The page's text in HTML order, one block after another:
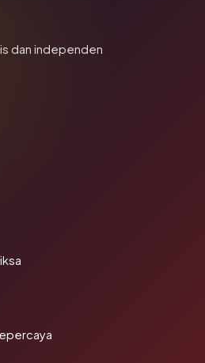
dan independen